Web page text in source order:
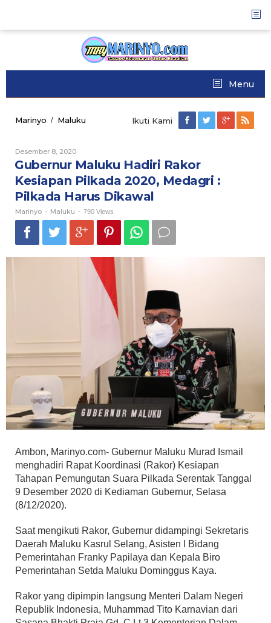
content
Menu
Marinyo / Maluku
Kesiapan
Pilkada
2020,
Medagri
:
Pilkada
Harus
Dikawal
Ikuti Kami
Desember 8, 2020
Marinyo
Gubernur Maluku Hadiri Rakor
Kesiapan Pilkada 2020, Medagri :
Pilkada Harus Dikawal
Marinyo - Maluku - 790 Views
Ambon, Marinyo.com- Gubernur Maluku Murad Ismail
menghadiri Rapat Koordinasi (Rakor) Kesiapan
Tahapan Pemungutan Suara Pilkada Serentak Tanggal
9 Desember 2020 di Kediaman Gubernur, Selasa
(8/12/2020).
Saat mengikuti Rakor, Gubernur didampingi Sekretaris
Daerah Maluku Kasrul Selang, Asisten I Bidang
Pemerintahan Franky Papilaya dan Kepala Biro
Pemerintahan Setda Maluku Dominggus Kaya.
Rakor yang dipimpin langsung Menteri Dalam Negeri
Republik Indonesia, Muhammad Tito Karnavian dari